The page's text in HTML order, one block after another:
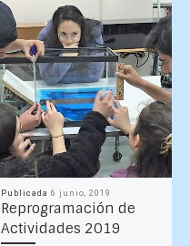
Publicada 6 junio, 2019
Reprogramación de
Actividades 2019